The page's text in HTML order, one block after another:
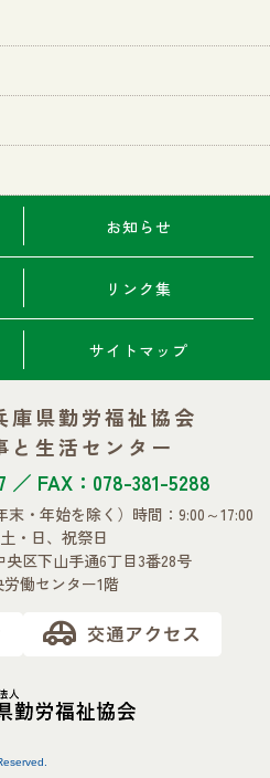
お知らせ
リンク集
サイトマップ
庫県勤労福祉協会
と生活センター
／ FAX：078-381-5288
末・年始を除く） 時間：9:00～17:00
・日、祝祭日
区下山手通6丁目3番28号
働センター1階